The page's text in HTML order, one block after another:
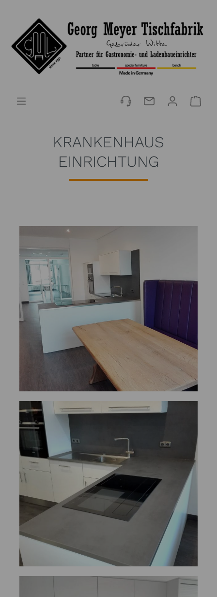
KRANKENHAUS
EINRICHTUNG